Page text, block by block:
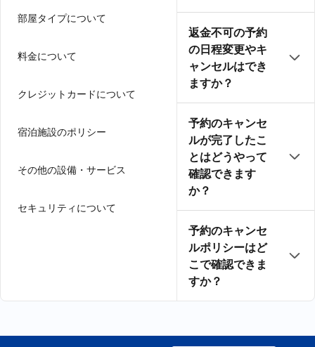
部屋タイプについて
料金について
クレジットカードについて
宿泊施設のポリシー
その他の設備・サービス
セキュリティについて
返金不可の予約
の日程変更やキ
ャンセルはでき
ますか？
予約のキャンセ
ルが完了したこ
とはどうやって
確認できます
か？
予約のキャンセ
ルポリシーはど
こで確認できま
すか？